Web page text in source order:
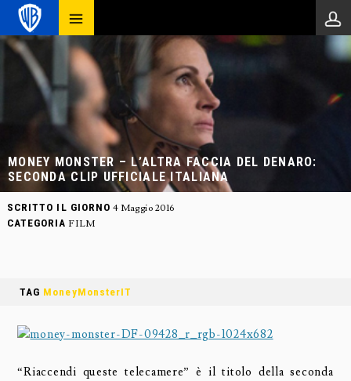
MONEY MONSTER – L’ALTRA FACCIA DEL DENARO:
SECONDA CLIP UFFICIALE ITALIANA
SCRITTO IL GIORNO 4 Maggio 2016
CATEGORIA FILM
TAG MoneyMonsterIT
“Riaccendi queste telecamere” è il titolo della seconda